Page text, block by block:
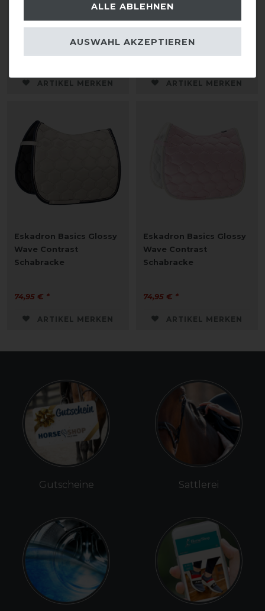
Schabracke
ARTIKEL MERKEN
Schabracke
ARTIKEL MERKEN
Eskadron Basics Glossy
Wave Contrast
Schabracke
74,95 € *
ARTIKEL MERKEN
Eskadron Basics Glossy
Wave Contrast
Schabracke
74,95 € *
ARTIKEL MERKEN
Gutscheine Sattlerei
ALLE ABLEHNEN
AUSWAHL AKZEPTIEREN